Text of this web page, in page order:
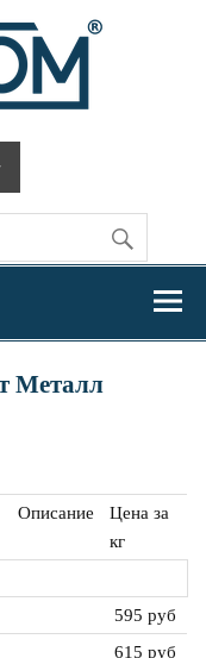
черных и цветных
Металл
Описание
Цена за
кг
595 руб
615 руб